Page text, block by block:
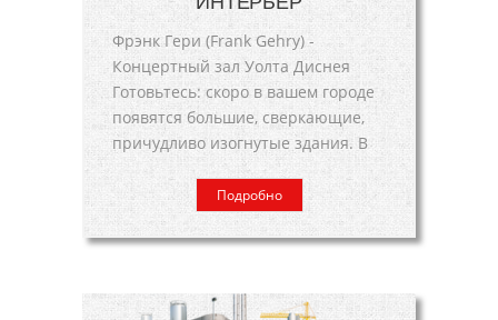
Фрэнк Гери (Frank Gehry) -
Концертный зал Уолта Диснея
Готовьтесь: скоро в вашем городе
появятся большие, сверкающие,
причудливо изогнутые здания. В
Подробно